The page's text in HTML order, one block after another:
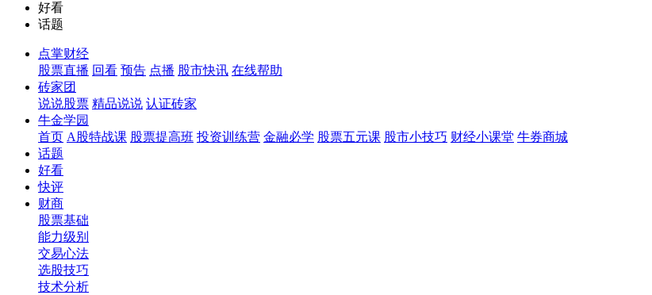
好看
话题
点掌财经
股票直播 回看 预告 点播 股市快讯 在线帮助
砖家团
说说股票 精品说说 认证砖家
牛金学园
首页 A股特战课 股票提高班 投资训练营 金融必学 股票五元课 股市小技巧 财经小课堂 牛券商城
话题
好看
快评
财商
股票基础
能力级别
交易心法
选股技巧
技术分析